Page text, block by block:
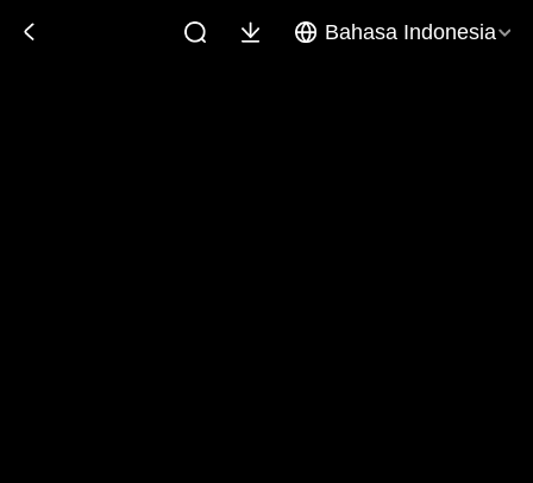
Bahasa Indonesia